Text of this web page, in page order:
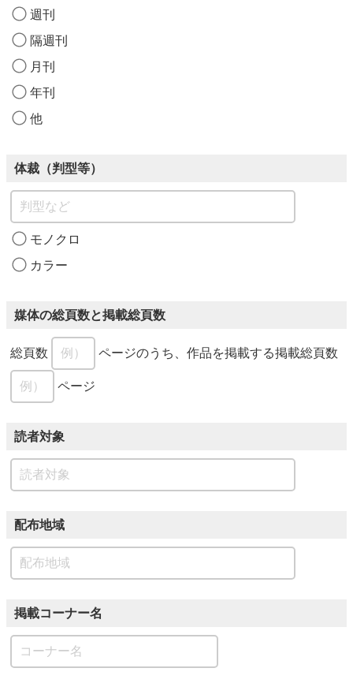
週刊
隔週刊
月刊
年刊
他
体裁（判型等）
モノクロ
カラー
媒体の総頁数と掲載総頁数
総頁数 ページのうち、作品を掲載する掲載総頁数
ページ
読者対象
配布地域
掲載コーナー名